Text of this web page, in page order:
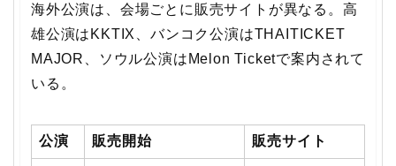
海外公演は、会場ごとに販売サイトが異なる。高
雄公演はKKTIX、バンコク公演はTHAITICKET
MAJOR、ソウル公演はMelon Ticketで案内されて
いる。
公演 販売開始 販売サイト